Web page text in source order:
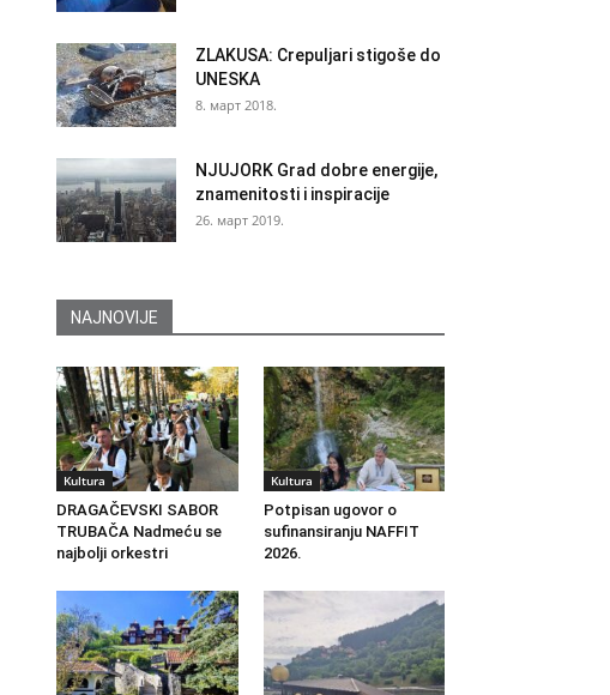
ZLAKUSA: Crepuljari stigoše do
UNESKA
8. март 2018.
NJUJORK Grad dobre energije,
znamenitosti i inspiracije
26. март 2019.
NAJNOVIJE
Kultura
DRAGAČEVSKI SABOR
TRUBAČA Nadmeću se
najbolji orkestri
Kultura
Potpisan ugovor o
sufinansiranju NAFFIT
2026.